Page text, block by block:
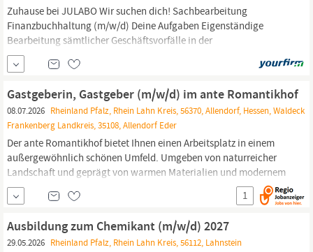
Zuhause bei JULABO Wir suchen dich! Sachbearbeitung
Finanzbuchhaltung (m/w/d) Deine Aufgaben Eigenständige
Bearbeitung sämtlicher Geschäftsvorfälle in der
Kreditorenbuchhaltung Unterstützung in der
Debitorenbuchhaltung Anlagenbuchhaltung
manuellen Zahlungen Vorbereitende Tätigkeiten für die Monats-
und...
Gastgeberin, Gastgeber (m/w/d) im ante Romantikhof
08.07.2026 Rheinland Pfalz, Rhein Lahn Kreis, 56370, Allendorf, Hessen, Waldeck
Frankenberg Landkreis, 35108, Allendorf Eder
Der ante Romantikhof bietet Ihnen einen Arbeitsplatz in einem
außergewöhnlich schönen Umfeld. Umgeben von naturreicher
Landschaft und geprägt von warmen Materialien und modernem
Landhausstil erwartet Sie ein Hotel mit besonderer Atmosphäre,
in dem Qualität und Gastlichkeit im Mittelpunkt stehen. Wenn Sie
und...
1
Ausbildung zum Chemikant (m/w/d) 2027
29.05.2026 Rheinland Pfalz, Rhein Lahn Kreis, 56112, Lahnstein